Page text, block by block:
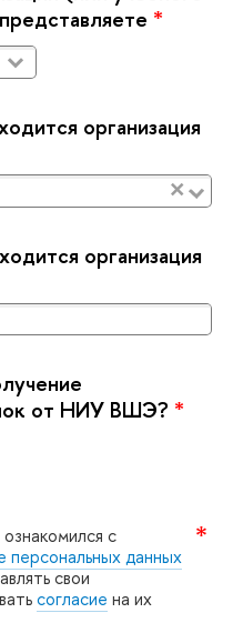
*
организация
×
организация
от НИУ ВШЭ? *
с
данных
свои
согласие на их